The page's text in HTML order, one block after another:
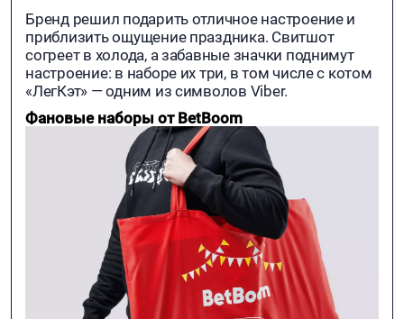
Бренд решил подарить отличное настроение и
приблизить ощущение праздника. Свитшот
согреет в холода, а забавные значки поднимут
настроение: в наборе их три, в том числе c котом
«ЛегКэт» — одним из символов Viber.
Фановые наборы от BetBoom